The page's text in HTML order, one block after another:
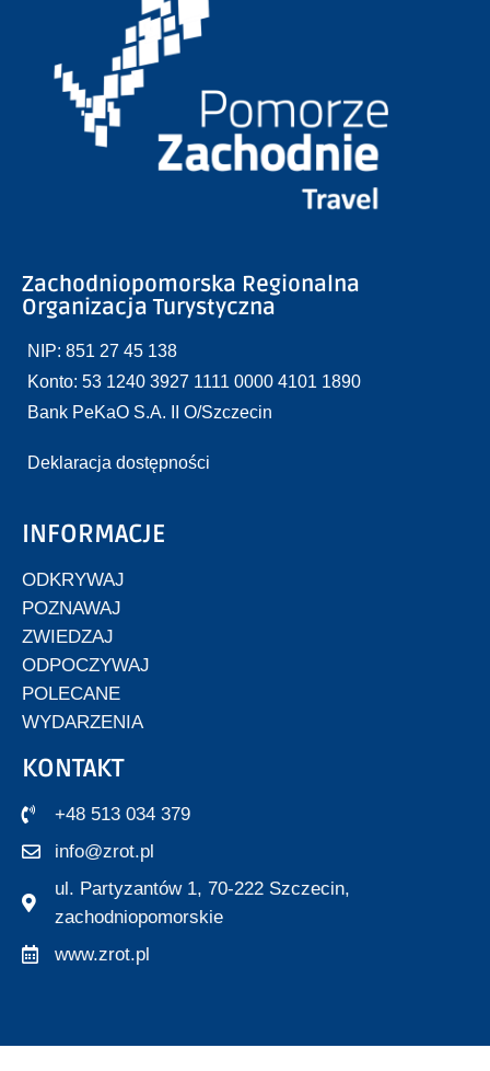
Zachodniopomorska Regionalna
Organizacja Turystyczna
NIP: 851 27 45 138
Konto: 53 1240 3927 1111 0000 4101 1890
Bank PeKaO S.A. II O/Szczecin
Deklaracja dostępności
INFORMACJE
ODKRYWAJ
POZNAWAJ
ZWIEDZAJ
ODPOCZYWAJ
POLECANE
WYDARZENIA
KONTAKT
+48 513 034 379
info@zrot.pl
ul. Partyzantów 1, 70-222 Szczecin,
zachodniopomorskie
www.zrot.pl